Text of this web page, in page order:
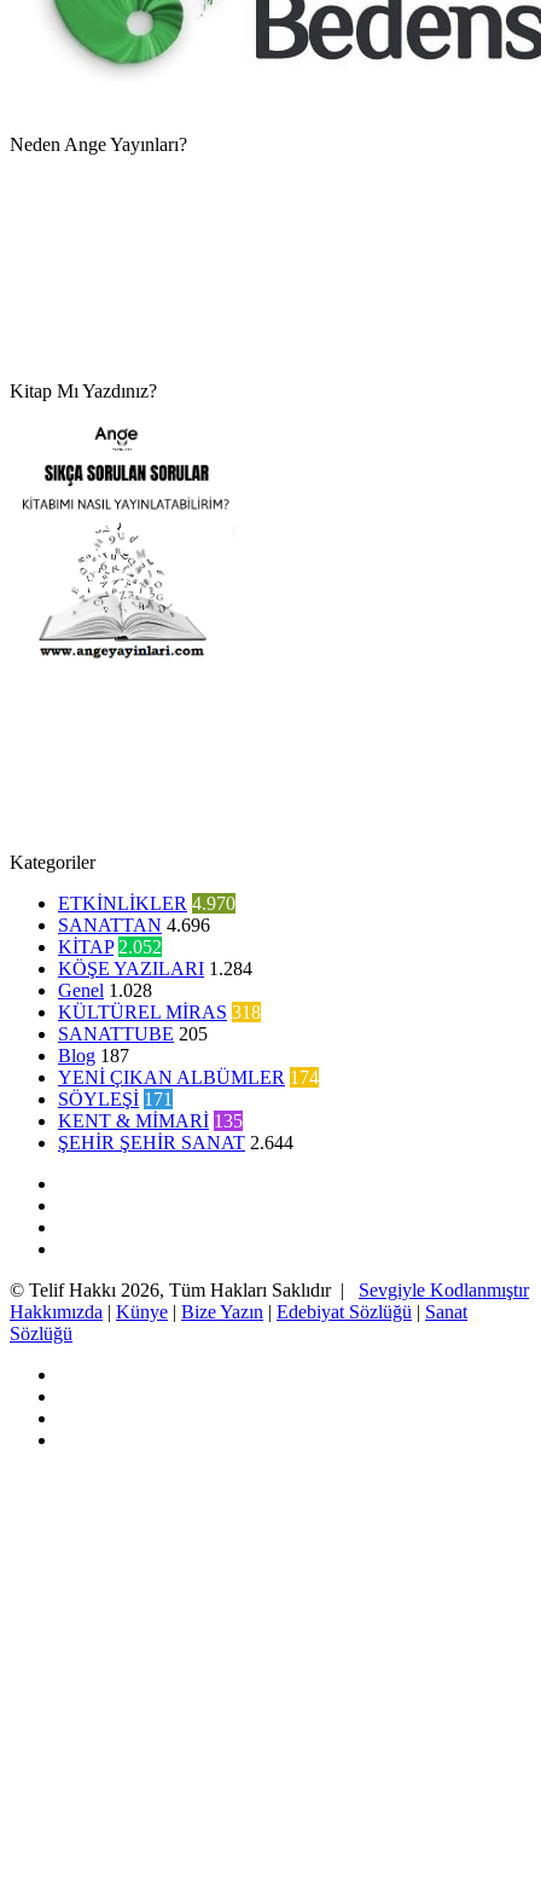
Neden Ange Yayınları?
Kitap Mı Yazdınız?
Kategoriler
ETKİNLİKLER 4.970
SANATTAN 4.696
KİTAP 2.052
KÖŞE YAZILARI 1.284
Genel 1.028
KÜLTÜREL MİRAS 318
SANATTUBE 205
Blog 187
YENİ ÇIKAN ALBÜMLER 174
SÖYLEŞİ 171
KENT & MİMARİ 135
ŞEHİR ŞEHİR SANAT 2.644
© Telif Hakkı 2026, Tüm Hakları Saklıdır | Sevgiyle Kodlanmıştır
Hakkımızda | Künye | Bize Yazın | Edebiyat Sözlüğü | Sanat
Sözlüğü